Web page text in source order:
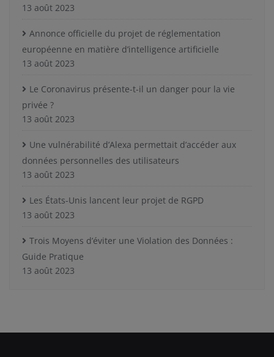
13 août 2023
Annonce officielle du projet de réglementation
européenne en matière d’intelligence artificielle
13 août 2023
Le Coronavirus présente-t-il un danger pour la vie
privée ?
13 août 2023
Une vulnérabilité d’Alexa permettait d’accéder aux
données personnelles des utilisateurs
13 août 2023
Les États-Unis lancent leur projet de RGPD
13 août 2023
Trois Moyens d’éviter une Violation des Données :
Guide Pratique
13 août 2023